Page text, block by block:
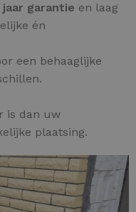
jaar garantie en laag
én
een behaaglijke
is dan uw
plaatsing.